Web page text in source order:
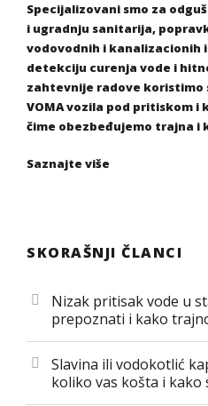
Specijalizovani smo za
i ugradnju sanitarija,
vodovodnih i kanalizacionih
detekciju curenja vode i
zahtevnije radove koristimo
VOMA vozila pod pritiskom i
čime obezbeđujemo trajna i
Saznajte više
SKORAŠNJI ČLANCI
Nizak pritisak vode u
prepoznati i kako
Slavina ili vodokotlić
koliko vas košta i kako